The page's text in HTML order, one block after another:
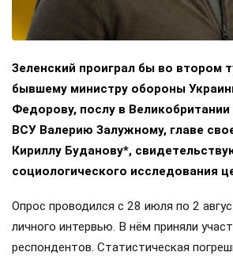
Зеленский проиграл бы во втором
бывшему министру обороны
Федорову, послу в Великобритании
ВСУ Валерию Залужному, главе
Кириллу Буданову*,
социологического исследования
Опрос проводился с 28 июля по 2
личного интервью. В нём приняли
респондентов. Статистическая